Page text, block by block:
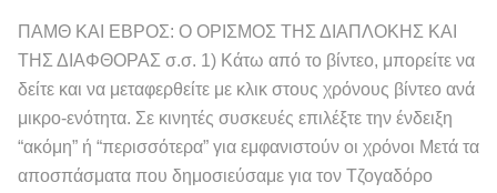
ΠΑΜΘ ΚΑΙ ΕΒΡΟΣ: Ο ΟΡΙΣΜΟΣ ΤΗΣ ΔΙΑΠΛΟΚΗΣ ΚΑΙ
ΤΗΣ ΔΙΑΦΘΟΡΑΣ σ.σ. 1) Κάτω από το βίντεο, μπορείτε να
δείτε και να μεταφερθείτε με κλικ στους χρόνους βίντεο ανά
μικρο-ενότητα. Σε κινητές συσκευές επιλέξτε την ένδειξη
“ακόμη” ή “περισσότερα” για εμφανιστούν οι χρόνοι Μετά τα
αποσπάσματα που δημοσιεύσαμε για τον Τζογαδόρο